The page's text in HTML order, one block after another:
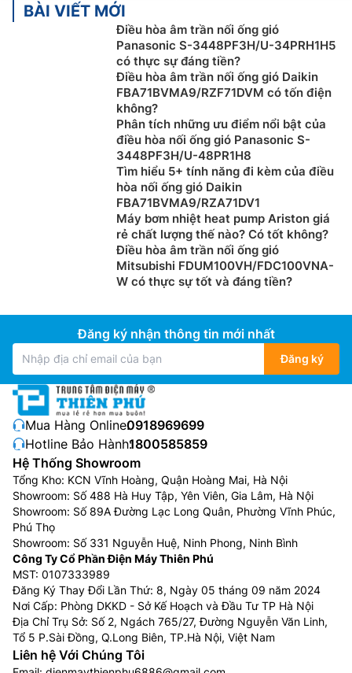
BÀI VIẾT MỚI
Điều hòa âm trần nối ống gió
Panasonic S-3448PF3H/U-34PRH1H5
có thực sự đáng tiền?
Điều hòa âm trần nối ống gió Daikin
FBA71BVMA9/RZF71DVM có tốn điện
không?
Phân tích những ưu điểm nổi bật của
điều hòa nối ống gió Panasonic S-
3448PF3H/U-48PR1H8
Tìm hiểu 5+ tính năng đi kèm của điều
hòa nối ống gió Daikin
FBA71BVMA9/RZA71DV1
Máy bơm nhiệt heat pump Ariston giá
rẻ chất lượng thế nào? Có tốt không?
Điều hòa âm trần nối ống gió
Mitsubishi FDUM100VH/FDC100VNA-
W có thực sự tốt và đáng tiền?
Đăng ký nhận thông tin mới nhất
Đăng ký
Mua Hàng Online:0918969699
Hotline Bảo Hành:1800585859
Hệ Thống Showroom
Tổng Kho: KCN Vĩnh Hoàng, Quận Hoàng Mai, Hà Nội
Showroom: Số 488 Hà Huy Tập, Yên Viên, Gia Lâm, Hà Nội
Showroom: Số 89A Đường Lạc Long Quân, Phường Vĩnh Phúc,
Phú Thọ
Showroom: Số 331 Nguyễn Huệ, Ninh Phong, Ninh Bình
Công Ty Cổ Phần Điện Máy Thiên Phú
MST: 0107333989
Đăng Ký Thay Đổi Lần Thứ: 8, Ngày 05 tháng 09 năm 2024
Nơi Cấp: Phòng DKKD - Sở Kế Hoạch và Đầu Tư TP Hà Nội
Địa Chỉ Trụ Sở: Số 2, Ngách 765/27, Đường Nguyễn Văn Linh,
Tổ 5 P.Sài Đồng, Q.Long Biên, TP.Hà Nội, Việt Nam
Liên hệ Với Chúng Tôi